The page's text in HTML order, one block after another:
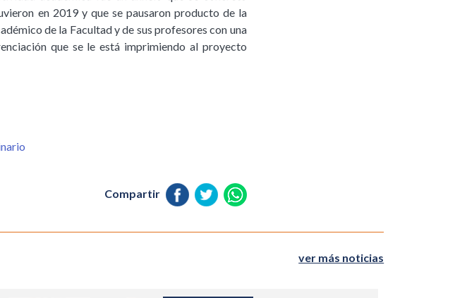
en 2019 y que se pausaron producto de la
de la Facultad y de sus profesores con una
que se le está imprimiendo al proyecto
Compartir
ver más noticias